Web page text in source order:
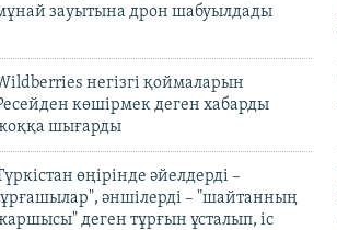
зауытына дрон шабуылдады
негізгі қоймаларын
көшірмек деген хабарды
шығарды
өңірінде әйелдерді –
әншілерді – "шайтанның
деген тұрғын ұсталып, іс